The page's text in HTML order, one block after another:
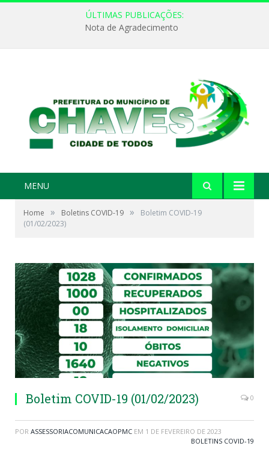
ÚLTIMAS PUBLICAÇÕES:
Nota de Agradecimento
MENU
Home » Boletins COVID-19 »
Boletim COVID-19
(01/02/2023)
Boletim COVID-19 (01/02/2023) 0
POR ASSESSORIACOMUNICACAOPMC EM 1 DE FEVEREIRO DE 2023
BOLETINS COVID-19